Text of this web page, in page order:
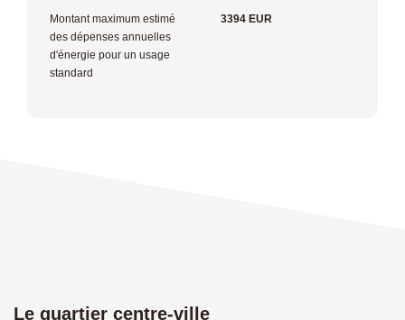
Montant maximum estimé
des dépenses annuelles
d'énergie pour un usage
standard
3394 EUR
Le quartier centre-ville